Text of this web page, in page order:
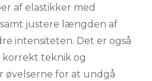
af elastikker med
justere længden af
intensiteten. Det er også
teknik og
øvelserne for at undgå